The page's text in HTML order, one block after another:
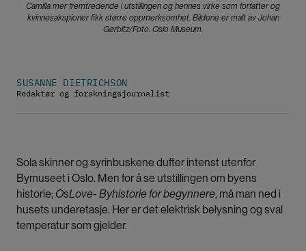
Camilla mer fremtredende i utstillingen og hennes virke som forfatter og
kvinnesakspioner fikk større oppmerksomhet. Bildene er malt av Johan
Gørbitz/Foto: Oslo Museum.
SUSANNE DIETRICHSON
Redaktør og forskningsjournalist
Sola skinner og syrinbuskene dufter intenst utenfor
Bymuseet i Oslo. Men for å se utstillingen om byens
historie; OsLove- Byhistorie for begynnere, må man ned i
husets underetasje. Her er det elektrisk belysning og sval
temperatur som gjelder.